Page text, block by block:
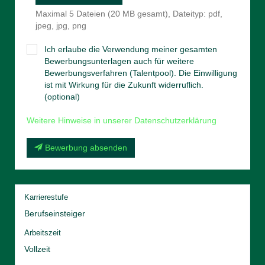
Maximal 5 Dateien (20 MB gesamt), Dateityp: pdf,
jpeg, jpg, png
Ich erlaube die Verwendung meiner gesamten
Bewerbungsunterlagen auch für weitere
Bewerbungsverfahren (Talentpool). Die Einwilligung
ist mit Wirkung für die Zukunft widerruflich.
(optional)
Weitere Hinweise in unserer Datenschutzerklärung
Bewerbung absenden
Karrierestufe
Berufseinsteiger
Arbeitszeit
Vollzeit